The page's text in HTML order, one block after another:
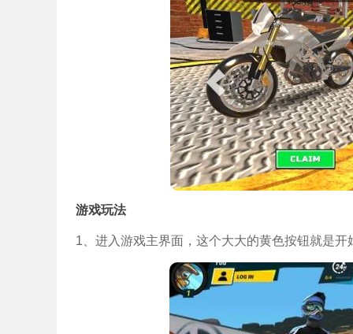
游戏玩法
1、进入游戏主界面，这个大大的黄色按钮就是开